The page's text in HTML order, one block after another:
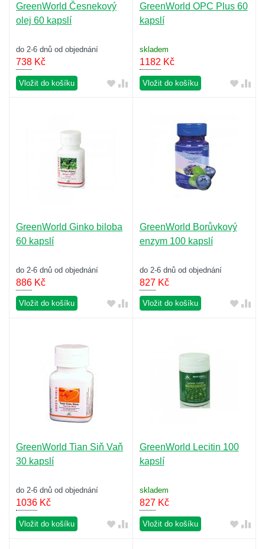
GreenWorld Česnekový
olej 60 kapslí
do 2-6 dnů od objednání
738 Kč
Vložit do košíku
GreenWorld OPC Plus 60
kapslí
skladem
1182 Kč
Vložit do košíku
GreenWorld Ginko biloba
60 kapslí
do 2-6 dnů od objednání
886 Kč
Vložit do košíku
GreenWorld Borůvkový
enzym 100 kapslí
do 2-6 dnů od objednání
827Kč
Vložit do košíku
GreenWorld Tian Siň Vaň
30 kapslí
do 2-6 dnů od objednání
1036 Kč
Vložit do košíku
GreenWorld Lecitin 100
kapslí
skladem
827Kč
Vložit do košíku